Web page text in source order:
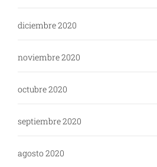
diciembre 2020
noviembre 2020
octubre 2020
septiembre 2020
agosto 2020